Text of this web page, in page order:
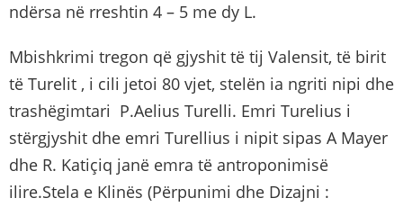
ndërsa në rreshtin 4 – 5 me dy L.
Mbishkrimi tregon që gjyshit të tij Valensit, të birit
të Turelit , i cili jetoi 80 vjet, stelën ia ngriti nipi dhe
trashëgimtari P.Aelius Turelli. Emri Turelius i
stërgjyshit dhe emri Turellius i nipit sipas A Mayer
dhe R. Katiçiq janë emra të antroponimisë
ilire.Stela e Klinës (Përpunimi dhe Dizajni :